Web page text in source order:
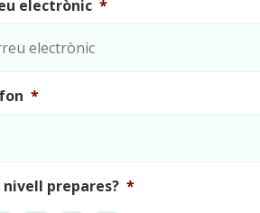
electrònic *
*
nivell prepares? *